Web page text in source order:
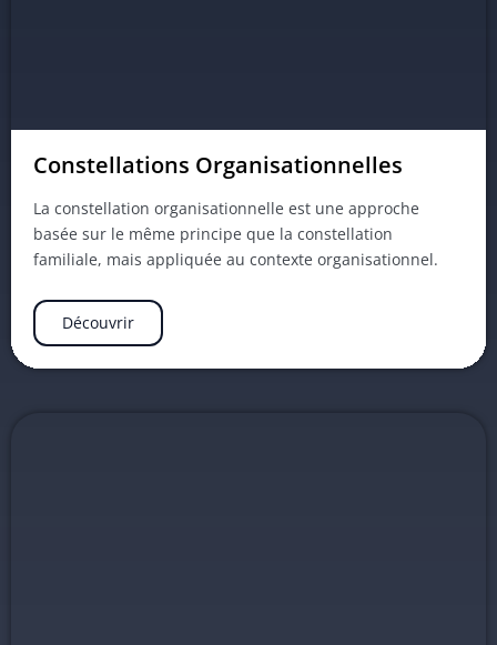
Constellations Organisationnelles
La constellation organisationnelle est une approche
basée sur le même principe que la constellation
familiale, mais appliquée au contexte organisationnel.
Découvrir